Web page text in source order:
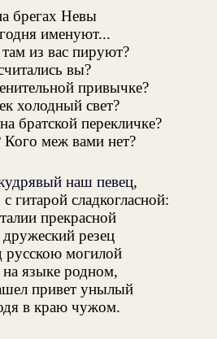
брегах Невы
именуют...
из вас пируют?
вы?
привычке?
холодный свет?
братской перекличке?
меж вами нет?
наш певец,
гитарой сладкогласной:
прекрасной
резец
русскою могилой
языке родном,
привет унылый
в краю чужом.